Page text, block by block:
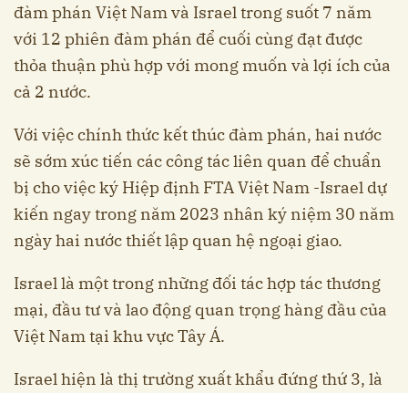
đàm phán Việt Nam và Israel trong suốt 7 năm
với 12 phiên đàm phán để cuối cùng đạt được
thỏa thuận phù hợp với mong muốn và lợi ích của
cả 2 nước.
Với việc chính thức kết thúc đàm phán, hai nước
sẽ sớm xúc tiến các công tác liên quan để chuẩn
bị cho việc ký Hiệp định FTA Việt Nam -Israel dự
kiến ngay trong năm 2023 nhân ký niệm 30 năm
ngày hai nước thiết lập quan hệ ngoại giao.
Israel là một trong những đối tác hợp tác thương
mại, đầu tư và lao động quan trọng hàng đầu của
Việt Nam tại khu vực Tây Á.
Israel hiện là thị trường xuất khẩu đứng thứ 3, là